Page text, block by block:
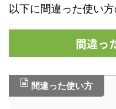
以下に間違った使い
間違っ
間違った使い方